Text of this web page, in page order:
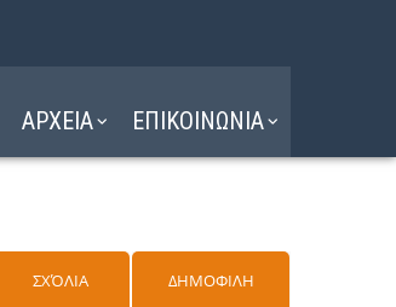
ΑΡΧΕΙΑ ΕΠΙΚΟΙΝΩΝΙΑ
ΣΧΌΛΙΑ ΔΗΜΟΦΙΛΗ